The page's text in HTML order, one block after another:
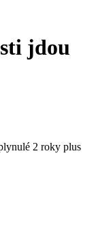
jdou
2 roky plus